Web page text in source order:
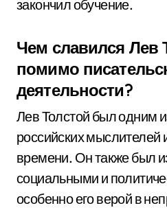
закончил обучение.
Чем славился Лев
помимо
деятельности?
Лев Толстой был одним
российских
времени. Он также был
социальными и
особенно его верой в